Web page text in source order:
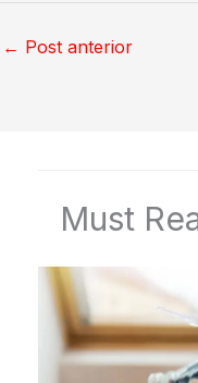
← Post anterior
Must